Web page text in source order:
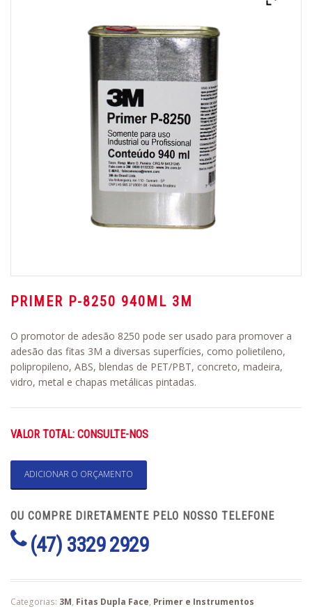
PRIMER P-8250 940ML 3M
O promotor de adesão 8250 pode ser usado para promover a
adesão das fitas 3M a diversas superfícies, como polietileno,
polipropileno, ABS, blendas de PET/PBT, concreto, madeira,
vidro, metal e chapas metálicas pintadas.
VALOR TOTAL: CONSULTE-NOS
ADICIONAR O ORÇAMENTO
OU COMPRE DIRETAMENTE PELO NOSSO TELEFONE
(47) 3329 2929
Categorias: 3M, Fitas Dupla Face, Primer e Instrumentos